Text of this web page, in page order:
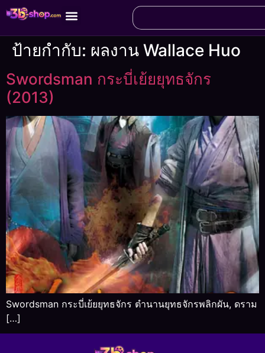
ป้ายกำกับ: ผลงาน Wallace Huo
Swordsman กระบี่เย้ยยุทธจักร
(2013)
Swordsman กระบี่เย้ยยุทธจักร ตำนานยุทธจักรพลิกผัน, ดราม
[…]